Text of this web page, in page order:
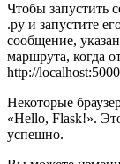
Чтобы запустить
.py и запустите
сообщение,
маршрута, когда
http://
Некоторые
«Hello, Flask!».
успешно.